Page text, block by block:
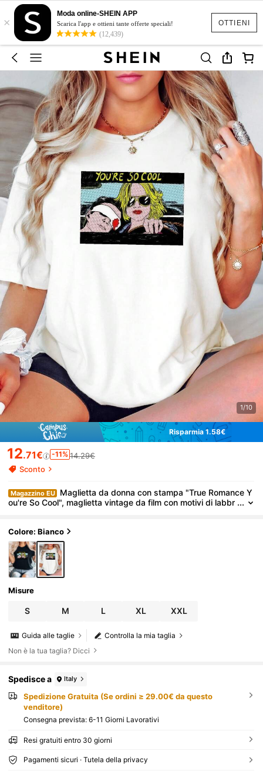
OTTIENI
×
Moda online-SHEIN APP
Scarica l'app e ottieni tante offerte speciali!
(12,439)
1/10
Risparmia 1.58€
12.71€ -11% 14.29€
Sconto
Magazzino EU
Maglietta da donna con stampa "True Romance Y
ou're So Cool", maglietta vintage da film con motivi di labbr
ntage, stile anni '90
Colore: Bianco
Misure
S M L XL XXL
Controlla la mia taglia
Guida alle taglie
Non è la tua taglia? Dicci
Spedisce a Italy
Spedizione Gratuita (Se ordini ≥ 29.00€ da questo
venditore)
Consegna prevista: 6-11 Giorni Lavorativi
Resi gratuiti entro 30 giorni
Pagamenti sicuri · Tutela della privacy